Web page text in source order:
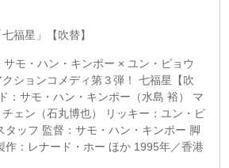
福星」【吹替】
モ・ハン・キンポー × ユン・ピョウ
クションコメディ第３弾！ 七福星【吹
：サモ・ハン・キンポー（水島 裕） マ
ェン（石丸博也） リッキー：ユン・ピ
ッフ 監督：サモ・ハン・キンポー 脚
作：レナード・ホー ほか 1995年／香港